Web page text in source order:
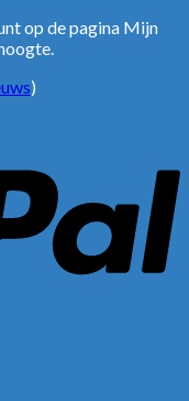
op de pagina Mijn
)